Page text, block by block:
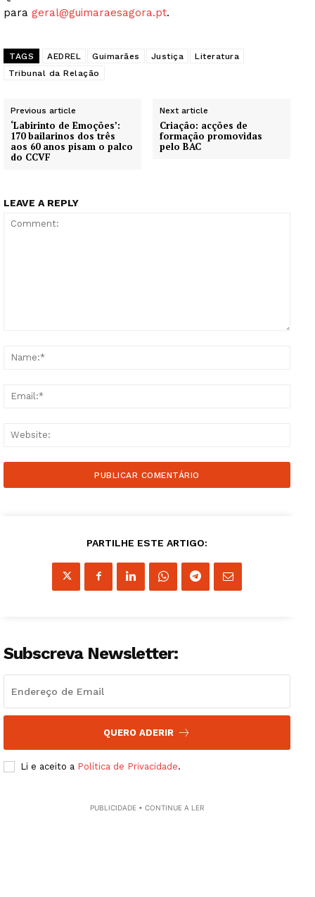
para geral@guimaraesagora.pt.
TAGS AEDREL Guimarães Justiça
Literatura
Tribunal da Relação
Previous article
‘Labirinto de Emoções’:
170 bailarinos dos três
aos 60 anos pisam o palco
do CCVF
Next article
Criação: acções de
formação promovidas
pelo BAC
LEAVE A REPLY
PARTILHE ESTE ARTIGO:
Subscreva Newsletter:
QUERO ADERIR
Li e aceito a Política de Privacidade.
PUBLICIDADE • CONTINUE A LER